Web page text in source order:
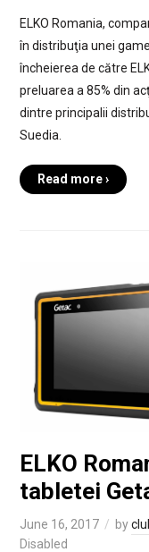
ELKO Romania,
în distribuţia unei
încheierea de către
preluarea a 85% din
dintre principalii
Suedia.
Read more ›
ELKO
tabletei
June 16, 2017 by
Disabled